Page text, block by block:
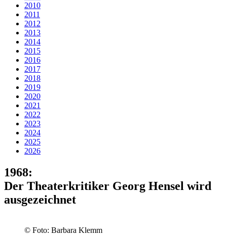
2010
2011
2012
2013
2014
2015
2016
2017
2018
2019
2020
2021
2022
2023
2024
2025
2026
1968:
Der Theater­kritiker Georg Hensel wird
ausge­zeichnet
© Foto: Barbara Klemm